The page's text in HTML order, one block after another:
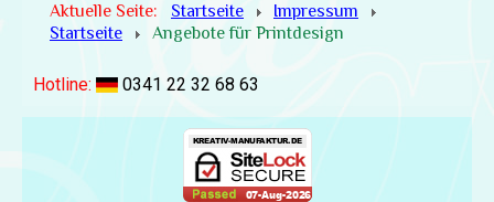
Aktuelle Seite: Startseite
Impressum
Startseite
Angebote für Printdesign
Hotline: 0341 22 32 68 63